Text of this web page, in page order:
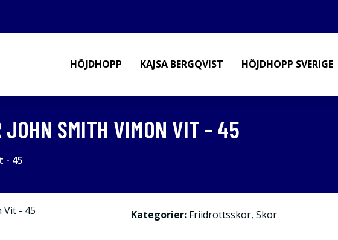
HÖJDHOPP KAJSA BERGQVIST HÖJDHOPP SVERIGE
JOHN SMITH VIMON VIT - 45
- 45
Kategorier: Friidrottsskor, Skor